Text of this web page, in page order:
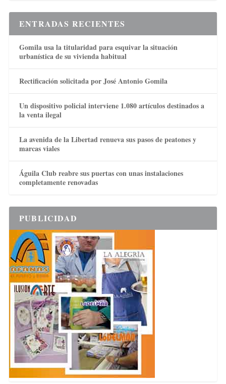
ENTRADAS RECIENTES
Gomila usa la titularidad para esquivar la situación
urbanística de su vivienda habitual
Rectificación solicitada por José Antonio Gomila
Un dispositivo policial interviene 1.080 artículos destinados a
la venta ilegal
La avenida de la Libertad renueva sus pasos de peatones y
marcas viales
Águila Club reabre sus puertas con unas instalaciones
completamente renovadas
PUBLICIDAD